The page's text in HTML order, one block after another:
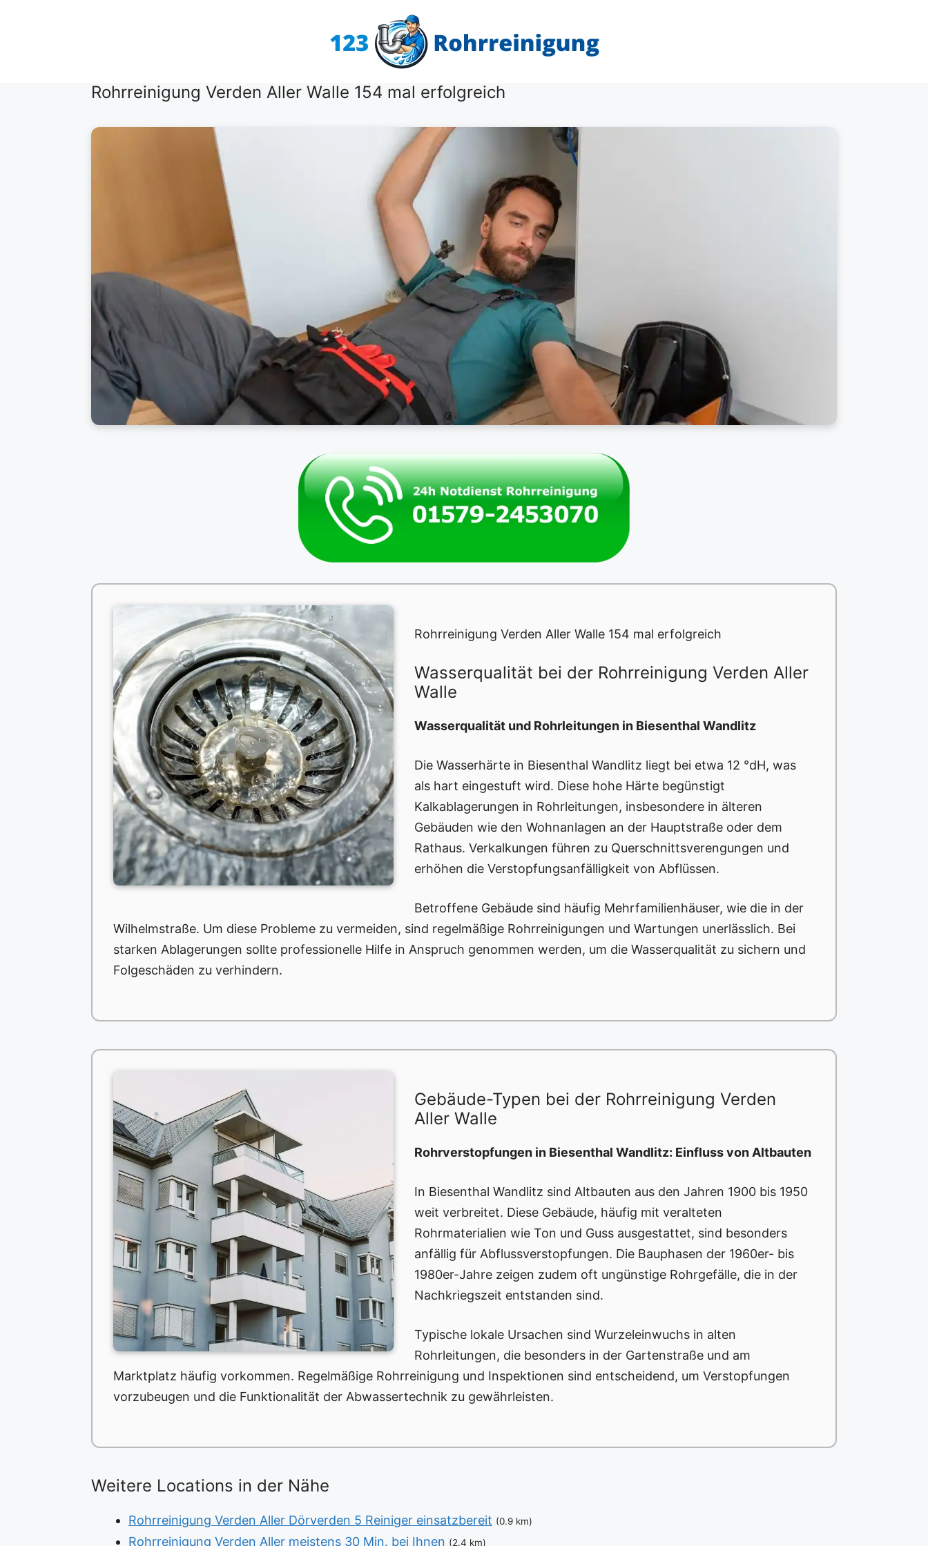
Rohrreinigung Verden Aller Walle 154 mal erfolgreich
Rohrreinigung Verden Aller Walle 154 mal erfolgreich
Wasserqualität bei der Rohrreinigung Verden Aller
Walle
Wasserqualität und Rohrleitungen in Biesenthal Wandlitz
Die Wasserhärte in Biesenthal Wandlitz liegt bei etwa 12 °dH, was
als hart eingestuft wird. Diese hohe Härte begünstigt
Kalkablagerungen in Rohrleitungen, insbesondere in älteren
Gebäuden wie den Wohnanlagen an der Hauptstraße oder dem
Rathaus. Verkalkungen führen zu Querschnittsverengungen und
erhöhen die Verstopfungsanfälligkeit von Abflüssen.
Betroffene Gebäude sind häufig Mehrfamilienhäuser, wie die in der
Wilhelmstraße. Um diese Probleme zu vermeiden, sind regelmäßige Rohrreinigungen und Wartungen unerlässlich. Bei
starken Ablagerungen sollte professionelle Hilfe in Anspruch genommen werden, um die Wasserqualität zu sichern und
Folgeschäden zu verhindern.
Gebäude-Typen bei der Rohrreinigung Verden
Aller Walle
Rohrverstopfungen in Biesenthal Wandlitz: Einfluss von Altbauten
In Biesenthal Wandlitz sind Altbauten aus den Jahren 1900 bis 1950
weit verbreitet. Diese Gebäude, häufig mit veralteten
Rohrmaterialien wie Ton und Guss ausgestattet, sind besonders
anfällig für Abflussverstopfungen. Die Bauphasen der 1960er- bis
1980er-Jahre zeigen zudem oft ungünstige Rohrgefälle, die in der
Nachkriegszeit entstanden sind.
Typische lokale Ursachen sind Wurzeleinwuchs in alten
Rohrleitungen, die besonders in der Gartenstraße und am
Marktplatz häufig vorkommen. Regelmäßige Rohrreinigung und Inspektionen sind entscheidend, um Verstopfungen
vorzubeugen und die Funktionalität der Abwassertechnik zu gewährleisten.
Weitere Locations in der Nähe
Rohrreinigung Verden Aller Dörverden 5 Reiniger einsatzbereit (0.9 km)
Rohrreinigung Verden Aller meistens 30 Min. bei Ihnen (2.4 km)